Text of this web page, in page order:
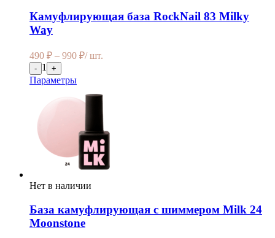
Камуфлирующая база RockNail 83 Milky
Way
490 ₽ – 990 ₽/ шт.
- 1 +
Параметры
Нет в наличии
База камуфлирующая с шиммером Milk 24
Moonstone